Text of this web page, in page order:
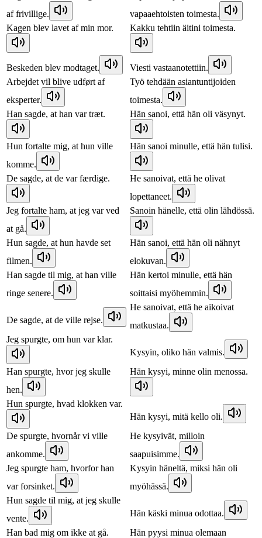
af frivillige.
vapaaehtoisten toimesta.
Kagen blev lavet af min mor.
Kakku tehtiin äitini toimesta.
Beskeden blev modtaget.
Viesti vastaanotettiin.
Arbejdet vil blive udført af
eksperter.
Työ tehdään asiantuntijoiden
toimesta.
Han sagde, at han var træt.
Hän sanoi, että hän oli väsynyt.
Hun fortalte mig, at hun ville
komme.
Hän sanoi minulle, että hän tulisi.
De sagde, at de var færdige.
He sanoivat, että he olivat
lopettaneet.
Jeg fortalte ham, at jeg var ved
at gå.
Sanoin hänelle, että olin lähdössä.
Hun sagde, at hun havde set
filmen.
Hän sanoi, että hän oli nähnyt
elokuvan.
Han sagde til mig, at han ville
ringe senere.
Hän kertoi minulle, että hän
soittaisi myöhemmin.
De sagde, at de ville rejse.
He sanoivat, että he aikoivat
matkustaa.
Jeg spurgte, om hun var klar.
Kysyin, oliko hän valmis.
Han spurgte, hvor jeg skulle
hen.
Hän kysyi, minne olin menossa.
Hun spurgte, hvad klokken var.
Hän kysyi, mitä kello oli.
De spurgte, hvornår vi ville
ankomme.
He kysyivät, milloin
saapuisimme.
Jeg spurgte ham, hvorfor han
var forsinket.
Kysyin häneltä, miksi hän oli
myöhässä.
Hun sagde til mig, at jeg skulle
vente.
Hän käski minua odottaa.
Han bad mig om ikke at gå.
Hän pyysi minua olemaan